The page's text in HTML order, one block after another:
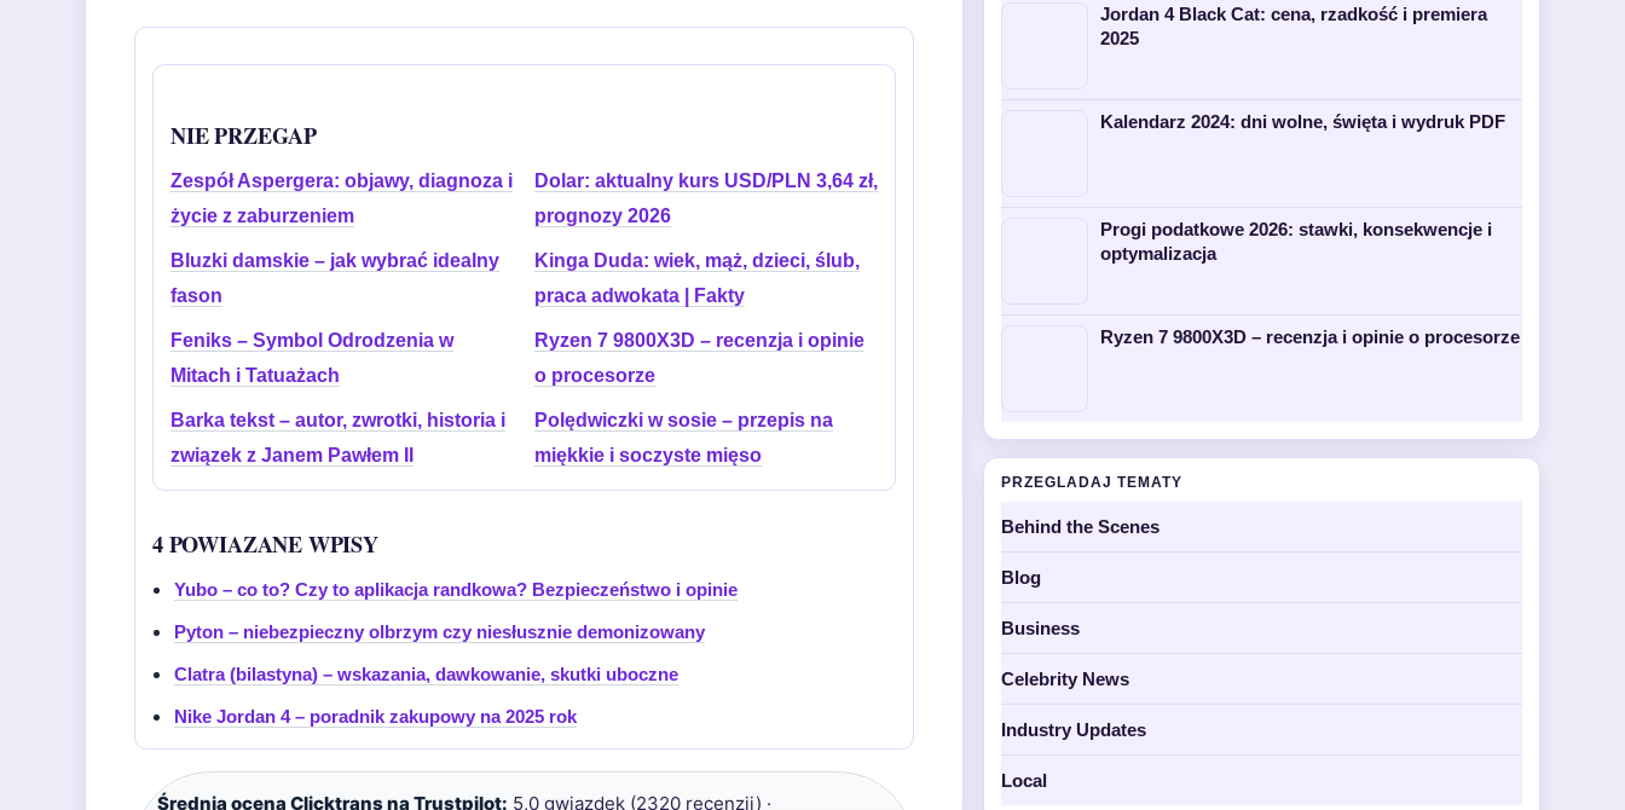
NIE PRZEGAP
Zespół Aspergera: objawy, diagnoza i
życie z zaburzeniem
Dolar: aktualny kurs USD/PLN 3,64 zł,
prognozy 2026
Bluzki damskie – jak wybrać idealny
fason
Kinga Duda: wiek, mąż, dzieci, ślub,
praca adwokata | Fakty
Feniks – Symbol Odrodzenia w
Mitach i Tatuażach
Ryzen 7 9800X3D – recenzja i opinie
o procesorze
Barka tekst – autor, zwrotki, historia i
związek z Janem Pawłem II
Polędwiczki w sosie – przepis na
miękkie i soczyste mięso
4 POWIAZANE WPISY
Yubo – co to? Czy to aplikacja randkowa? Bezpieczeństwo i opinie
Pyton – niebezpieczny olbrzym czy niesłusznie demonizowany
Clatra (bilastyna) – wskazania, dawkowanie, skutki uboczne
Nike Jordan 4 – poradnik zakupowy na 2025 rok
Średnia ocena Clicktrans na Trustpilot: 5,0 gwiazdek (2320 recenzji) ·
Jordan 4 Black Cat: cena, rzadkość i premiera
2025
Kalendarz 2024: dni wolne, święta i wydruk PDF
Progi podatkowe 2026: stawki, konsekwencje i
optymalizacja
Ryzen 7 9800X3D – recenzja i opinie o procesorze
PRZEGLADAJ TEMATY
Behind the Scenes
Blog
Business
Celebrity News
Industry Updates
Local